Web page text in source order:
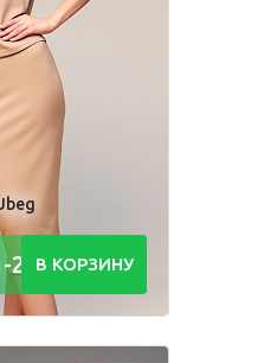
как
наша одежда
Толстовка
Шорты
-21 474
В КОРЗИНУ